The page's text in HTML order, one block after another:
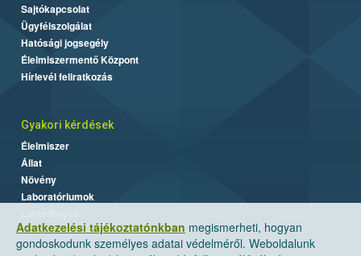
Adatkezelési tájékoztatónkban megismerheti, hogyan
gondoskodunk személyes adatai védelméről. Weboldalunk
Sajtókapcsolat
Ügyfélszolgálat
Hatósági jogsegély
Élelmiszermentő Központ
Hírlevél feliratkozás
Gyakori kérdések
Élelmiszer
Állat
Növény
Laboratóriumok